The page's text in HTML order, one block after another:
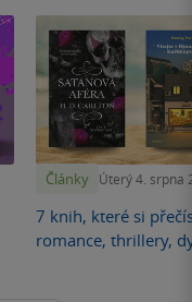
Články Úterý 4. srpna
7 knih, které si
romance, thrillery,